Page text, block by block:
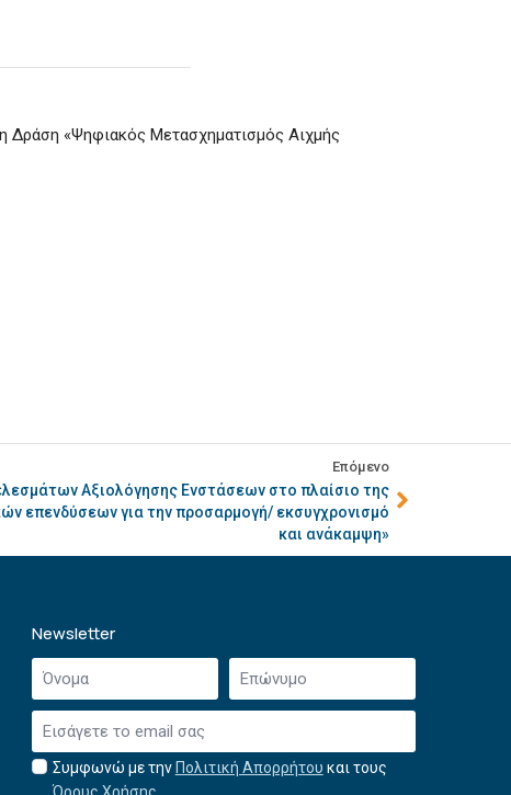
Δράση «Ψηφιακός Μετασχηματισμός Αιχμής
Επόμενο
Αξιολόγησης Ενστάσεων στο πλαίσιο της
επενδύσεων για την προσαρμογή/ εκσυγχρονισμό
και ανάκαμψη»
Newsletter
Όνομα
Επώνυμο
Email
Αποδοχή
Συμφωνώ με την Πολιτική Απορρήτου και τους